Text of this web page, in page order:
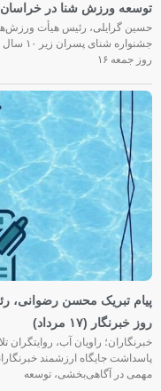
توسعه ورزش شنا در
حسین گرایلی، رئیس هیأت
جشنواره
روز جمعه‌ ۱۶
پیام تبریک محسن رضوانی،
روز خبرنگار (۱۷ مرداد)
پاسداشت جایگاه ارزشمند
مهمی در آگاهی‌بخشی، توسعه